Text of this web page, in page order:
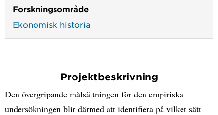
Forskningsområde
Ekonomisk historia
Projektbeskrivning
Den övergripande målsättningen för den empiriska
undersökningen blir därmed att identifiera på vilket sätt